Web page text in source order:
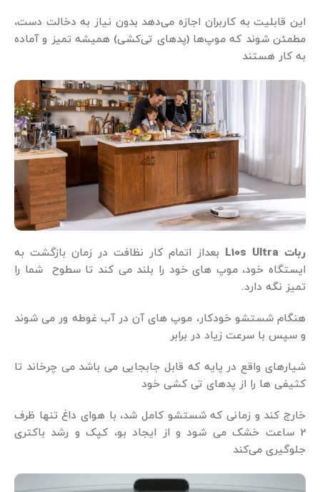
این قابلیت به کاربران اجازه می‌دهد بدون نیاز به دخالت دست،
مطمئن شوند که موپ‌ها (پدهای تی‌کشی) همیشه تمیز و آماده
به کار هستند
ربات L10s Ultra
بعداز اتمام کار نظافت در زمان بازگشت به
ایستگاه خود، موپ های خود را بلند می کند تا سطوح شما را
تمیز نگه دارد.
هنگام شستشو خودکار، موپ های آن در آب غوطه ور می شوند
و سپس با سرعت زیاد در برابر
شیارهای واقع در پایه که قابل جابجایی می باشد می چرخاند تا
کثیفی ها را از پدهای تی کشی خود
خارج کند و زمانی که شستشو کامل شد، با هوای داغ تنها ظرف
2 ساعت خشک می‌ شود و از ایجاد بو، کپک و رشد باکتری
جلوگیری می‌کند